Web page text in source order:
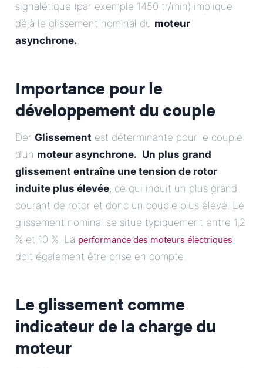
signalétique (par exemple 1450 tr/min) implique
déjà le glissement nominal du moteur
asynchrone..
Importance pour le
développement du couple
Der Glissement est déterminante pour le couple
d’un moteur asynchrone.. Un plus grand
glissement entraîne une tension de rotor
induite plus élevée, ce qui induit un plus grand
courant de rotor et donc un couple plus élevé. Le
glissement nominal se situe typiquement entre 1,2
% et 10 %. La performance des moteurs électriques
doit également être prise en compte.
Le glissement comme
indicateur de la charge du
moteur